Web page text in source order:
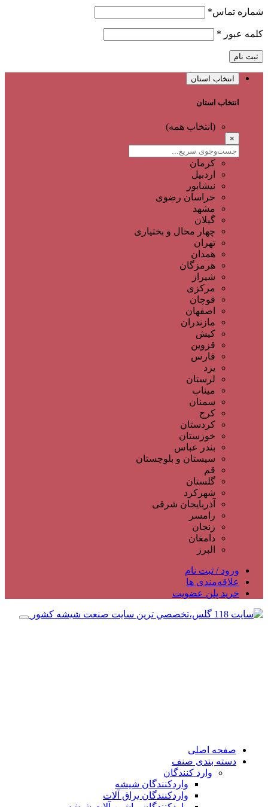
شماره تماس*
کلمه عبور *
ثبت نام
انتخاب استان
انتخاب استان
(انتخاب همه)
×
کرمان
اردبیل
نیشابور
خراسان رضوی
مشهد
گیلان
چهار محال و بختیاری
تهران
همدان
هرمزگان
شیراز
مرکزی
قوچان
اصفهان
مازندران
کیش
قزوین
فارس
یزد
لرستان
میناب
سمنان
کرج
کردستان
خوزستان
بندر عباس
سیستان و بلوچستان
قم
گلستان
شهرکرد
آذربایجان شرقی
رامسر
زنجان
دامغان
البرز
ورود / ثبت نام
علاقه‌مندی ها
خرید پلن عضویت
صفحه اصلی
دسته بندی صنف
وارد کنندگان
واردکنندگان شیشه
واردکنندگان یراق آلات